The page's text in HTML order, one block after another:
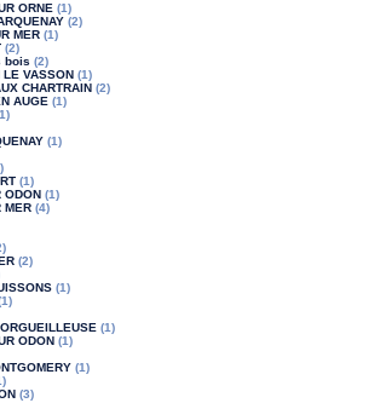
ORNE (1)
(2)
MER (1)
(2)
bois (2)
VASSON (1)
CHARTRAIN (2)
AUGE (1)
(1)
(1)
ODON (1)
MER (4)
(2)
(1)
(1)
ODON (1)
(1)
(3)